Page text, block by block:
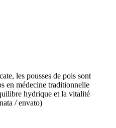
les pousses de pois sont
en médecine traditionnelle
hydrique et la vitalité
/ envato)